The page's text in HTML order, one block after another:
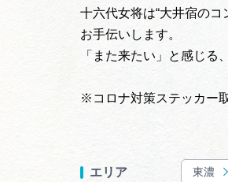
十六代女将は“大井宿の
お手伝いします。
「また来たい」と感じる
※コロナ対策ステッカー
エリア 東濃